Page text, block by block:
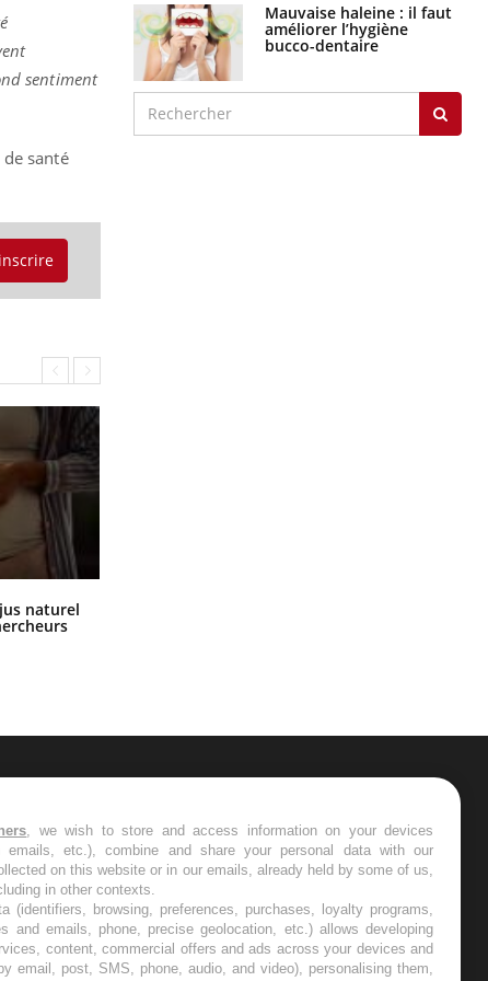
sentiment
santé
naturel
Mauvaise haleine : il faut
améliorer l’hygiène
bucco-dentaire
les semaines les meilleures
, we wish to store and access information on your devices
emails, etc.), combine and share your personal data with our
on this website or in our emails, already held by some of us,
in other contexts.
(identifiers, browsing, preferences, purchases, loyalty programs,
and emails, phone, precise geolocation, etc.) allows developing
content, commercial offers and ads across your devices and
email, post, SMS, phone, audio, and video), personalising them,